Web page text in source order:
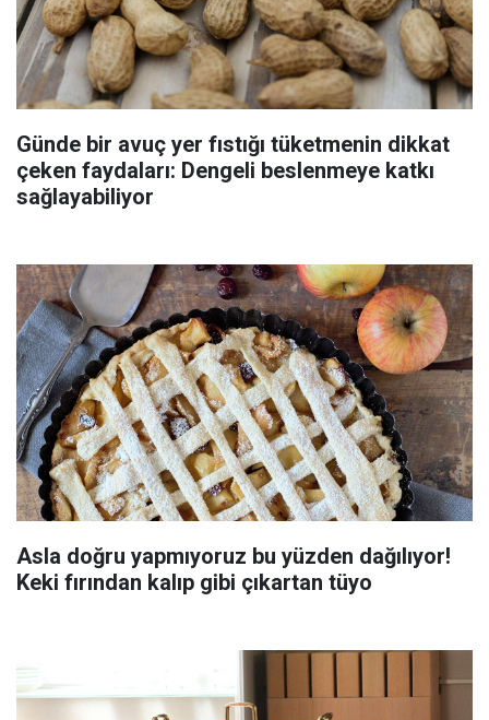
Günde bir avuç yer fıstığı tüketmenin dikkat
çeken faydaları: Dengeli beslenmeye katkı
sağlayabiliyor
Asla doğru yapmıyoruz bu yüzden dağılıyor!
Keki fırından kalıp gibi çıkartan tüyo